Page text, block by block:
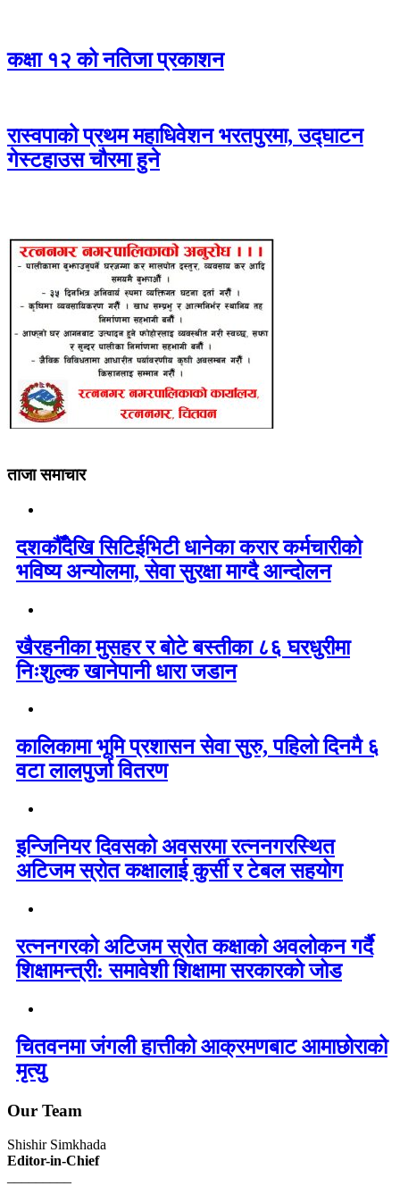
कक्षा १२ को नतिजा प्रकाशन
रास्वपाको प्रथम महाधिवेशन भरतपुरमा, उद्घाटन
गेस्टहाउस चौरमा हुने
ताजा समाचार
दशकौँदेखि सिटिईभिटी धानेका करार कर्मचारीको
भविष्य अन्योलमा, सेवा सुरक्षा माग्दै आन्दोलन
खैरहनीका मुसहर र बोटे बस्तीका ८६ घरधुरीमा
निःशुल्क खानेपानी धारा जडान
कालिकामा भूमि प्रशासन सेवा सुरु, पहिलो दिनमै ६
वटा लालपुर्जा वितरण
इन्जिनियर दिवसको अवसरमा रत्ननगरस्थित
अटिजम स्रोत कक्षालाई कुर्सी र टेबल सहयोग
रत्ननगरको अटिजम स्रोत कक्षाको अवलोकन गर्दै
शिक्षामन्त्री: समावेशी शिक्षामा सरकारको जोड
चितवनमा जंगली हात्तीको आक्रमणबाट आमाछोराको
मृत्यु
Our Team
Shishir Simkhada
Editor-in-Chief